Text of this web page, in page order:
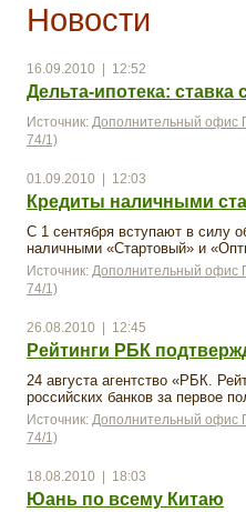
Новости
16.09.2010 | 12:52
Дельта-ипотека: ставка
Источник: Дополнительный офис
74/1)
01.09.2010 | 12:03
Кредиты наличными
С 1 сентября вступают в силу
наличными «Стартовый» и
Источник: Дополнительный офис
74/1)
26.08.2010 | 12:45
Рейтинги РБК
24 августа агентство «РБК.
российских банков за первое
Источник: Дополнительный офис
74/1)
18.08.2010 | 18:03
Юань по всему Китаю